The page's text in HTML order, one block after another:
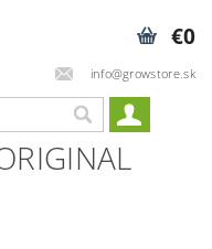
info@growstore.sk
€0